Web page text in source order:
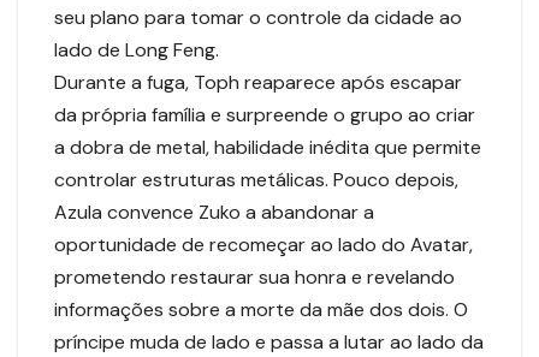
seu plano para tomar o controle da cidade ao
lado de Long Feng.
Durante a fuga, Toph reaparece após escapar
da própria família e surpreende o grupo ao criar
a dobra de metal, habilidade inédita que permite
controlar estruturas metálicas. Pouco depois,
Azula convence Zuko a abandonar a
oportunidade de recomeçar ao lado do Avatar,
prometendo restaurar sua honra e revelando
informações sobre a morte da mãe dos dois. O
príncipe muda de lado e passa a lutar ao lado da